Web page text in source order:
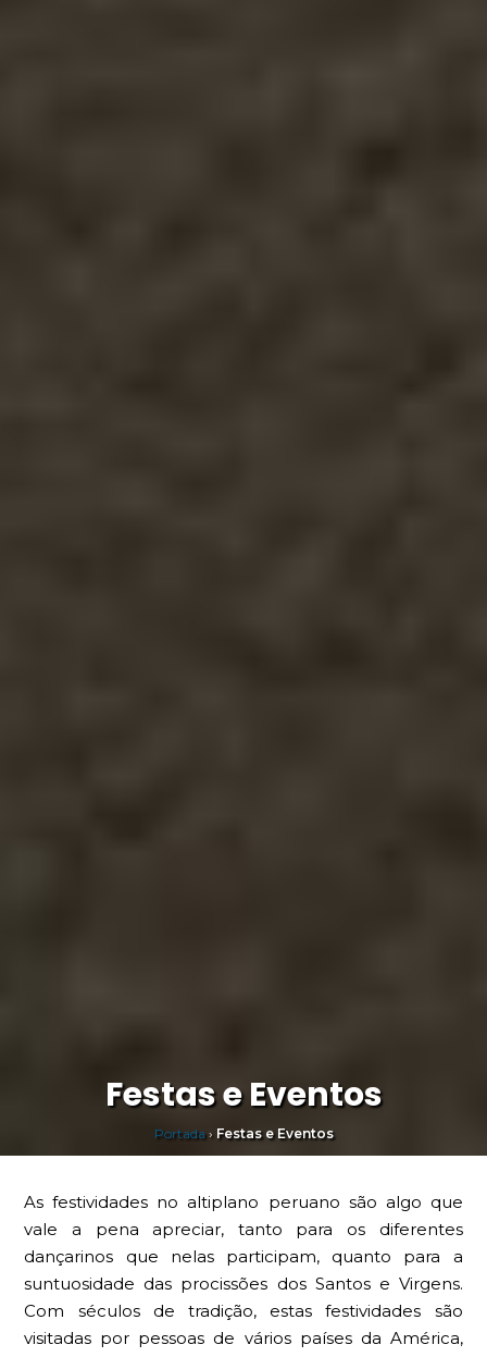
Festas e Eventos
Portada› Festas e Eventos
As festividades no altiplano peruano são algo que
vale a pena apreciar, tanto para os diferentes
dançarinos que nelas participam, quanto para a
suntuosidade das procissões dos Santos e Virgens.
Com séculos de tradição, estas festividades são
visitadas por pessoas de vários países da América,